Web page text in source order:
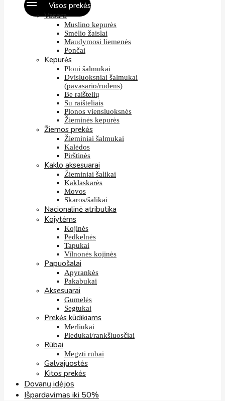
Visos prekės
Vasara
Muslino kepurės
Smėlio žaislai
Maudymosi liemenės
Pončai
Kepurės
Ploni šalmukai
Dvisluoksniai šalmukai
(pavasario/rudens)
Be raištelių
Su raišteliais
Plonos viensluoksnės
Žieminės kepurės
Žiemos prekės
Žieminiai šalmukai
Kalėdos
Pirštinės
Kaklo aksesuarai
Žieminiai šalikai
Kaklaskarės
Movos
Skaros/šalikai
Nacionalinė atributika
Kojytėms
Kojinės
Pėdkelnės
Tapukai
Vilnonės kojinės
Papuošalai
Apyrankės
Pakabukai
Aksesuarai
Gumelės
Segtukai
Prekės kūdikiams
Merliukai
Pledukai/rankšluosčiai
Rūbai
Megzti rūbai
Galvajuostės
Kitos prekės
Dovanų idėjos
Išpardavimas iki 50%